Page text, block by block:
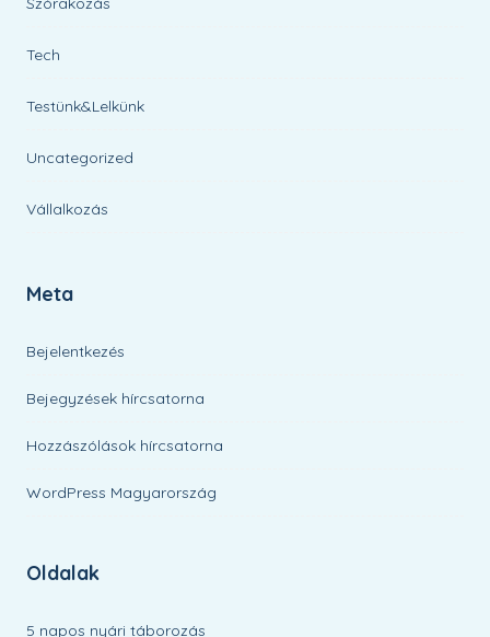
Tech
Testünk&Lelkünk
Uncategorized
Vállalkozás
Meta
Bejelentkezés
Bejegyzések hírcsatorna
Hozzászólások hírcsatorna
WordPress Magyarország
Oldalak
5 napos nyári táborozás